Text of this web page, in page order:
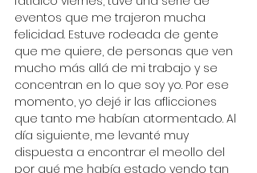
eventos que me trajeron mucha
felicidad. Estuve rodeada de gente
que me quiere, de personas que ven
mucho más allá de mi trabajo y se
concentran en lo que soy yo. Por ese
momento, yo dejé ir las aflicciones
que tanto me habían atormentado. Al
día siguiente, me levanté muy
dispuesta a encontrar el meollo del
por qué me había estado yendo tan